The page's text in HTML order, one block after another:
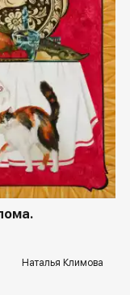
Наталья Климова